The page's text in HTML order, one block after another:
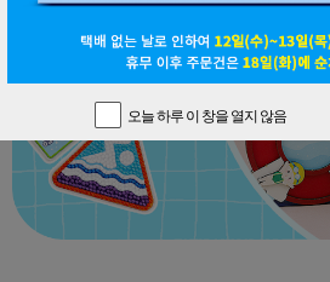
오늘 하루 이 창을 열지 않음
오늘 하루 이 창을 열지 않음